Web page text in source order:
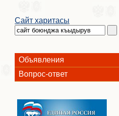
Сайт харитасы
Объявления
Вопрос-ответ